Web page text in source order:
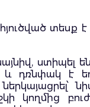
տեսք
դռնփակ է
կողմից